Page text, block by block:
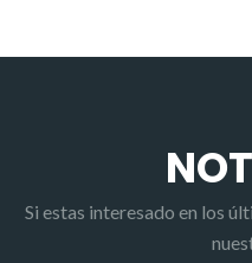
Si estas interesado en los